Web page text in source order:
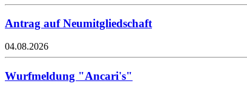
Antrag auf Neumitgliedschaft
04.08.2026
Wurfmeldung "Ancari's"